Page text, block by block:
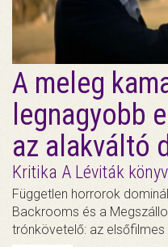
A meleg
legnagyobb
az alakváltó
Kritika A Léviták
Független horrorok
Backrooms és a
trónkövetelő: az elsőfilmes